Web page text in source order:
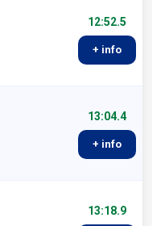
12:52.5
+ info
13:04.4
+ info
13:18.9